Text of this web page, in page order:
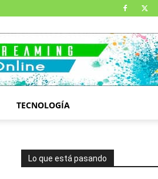
TECNOLOGÍA
Lo que está pasando